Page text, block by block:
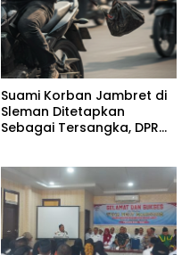
Suami Korban Jambret di
Sleman Ditetapkan
Sebagai Tersangka, DPR